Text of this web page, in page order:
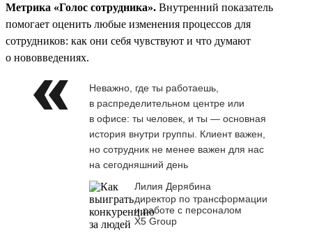
Метрика «Голос сотрудника». Внутренний показатель
помогает оценить любые изменения процессов для
сотрудников: как они себя чувствуют и что думают
о нововведениях.
Неважно, где ты работаешь,
в распределительном центре или
в офисе: ты человек, и ты — основная
история внутри группы. Клиент важен,
но сотрудник не менее важен для нас
на сегодняшний день
Лилия Дерябина
директор по трансформации
и работе с персоналом
Х5 Group